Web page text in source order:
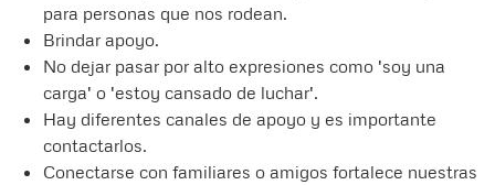
para personas que nos rodean.
Brindar apoyo.
No dejar pasar por alto expresiones como 'soy una
carga' o 'estoy cansado de luchar'.
Hay diferentes canales de apoyo y es importante
contactarlos.
Conectarse con familiares o amigos fortalece nuestras